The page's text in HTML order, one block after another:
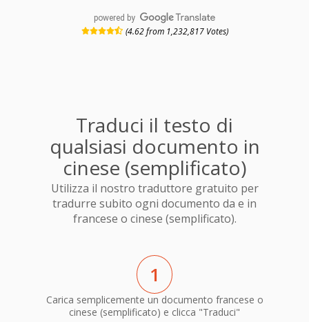
powered by
(4.62 from 1,232,817 Votes)
Traduci il testo di
qualsiasi documento in
cinese (semplificato)
Utilizza il nostro traduttore gratuito per
tradurre subito ogni documento da e in
francese o cinese (semplificato).
1
Carica semplicemente un documento francese o
cinese (semplificato) e clicca "Traduci"